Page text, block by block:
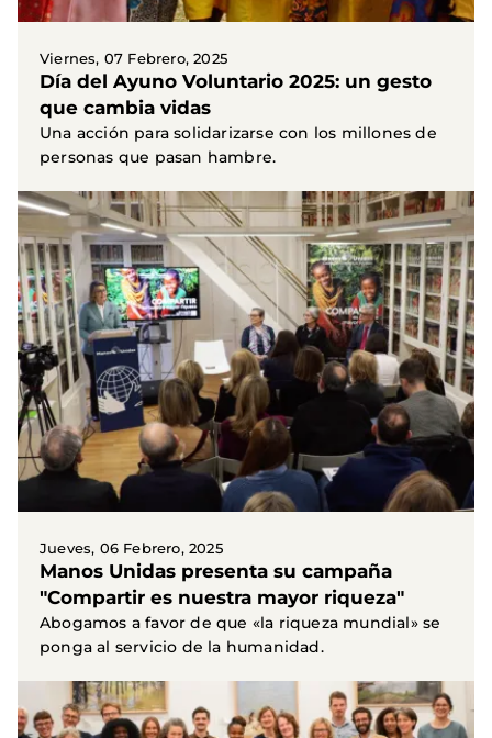
Viernes, 07 Febrero, 2025
Día del Ayuno Voluntario 2025: un gesto
que cambia vidas
Una acción para solidarizarse con los millones de
personas que pasan hambre.
Jueves, 06 Febrero, 2025
Manos Unidas presenta su campaña
"Compartir es nuestra mayor riqueza"
Abogamos a favor de que «la riqueza mundial» se
ponga al servicio de la humanidad.